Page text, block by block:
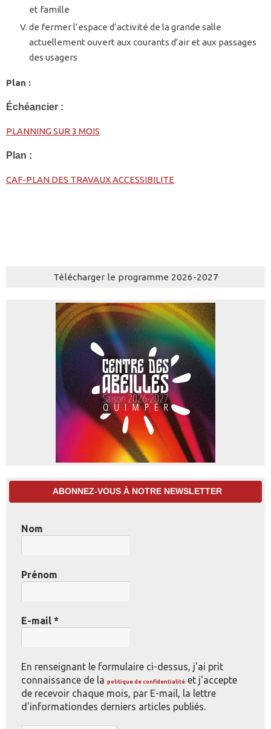
et famille
de fermer l’espace d’activité de la grande salle
actuellement ouvert aux courants d’air et aux passages
des usagers
Plan :
Échéancier :
PLANNING SUR 3 MOIS
Plan :
CAF-PLAN DES TRAVAUX ACCESSIBILITE
Télécharger le programme 2026-2027
ABONNEZ-VOUS À NOTRE NEWSLETTER
Nom
Prénom
E-mail *
En renseignant le formulaire ci-dessus, j'ai prit
connaissance de la politique de confidentialité et j'accepte
de recevoir chaque mois, par E-mail, la lettre
d'informationdes derniers articles publiés.